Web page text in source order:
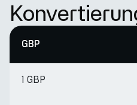
GBP
1 GBP